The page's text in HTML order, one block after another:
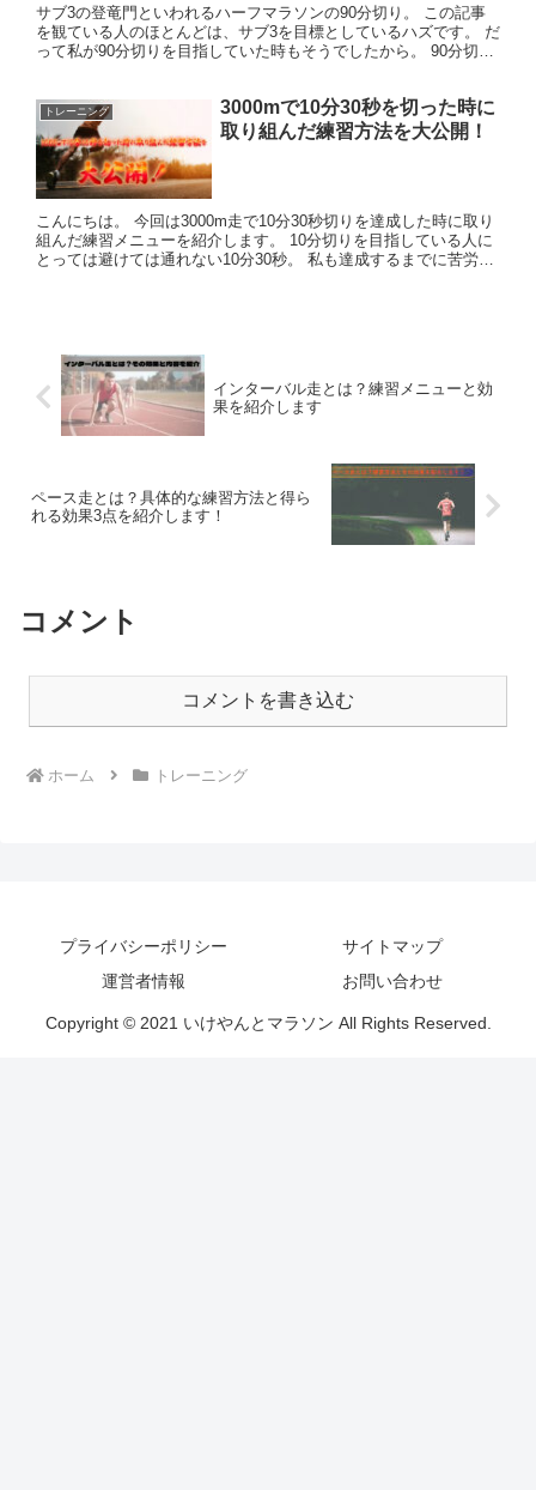
サブ3の登竜門といわれるハーフマラソンの90分切り。 この記事
を観ている人のほとんどは、サブ3を目標としているハズです。 だ
って私が90分切りを目指していた時もそうでしたから。 90分切り
トレーニング
3000mで10分30秒を切った時に
取り組んだ練習方法を大公開！
こんにちは。 今回は3000m走で10分30秒切りを達成した時に取り
組んだ練習メニューを紹介します。 10分切りを目指している人に
とっては避けては通れない10分30秒。 私も達成するまでに苦労し
インターバル走とは？練習メニューと効
果を紹介します
ペース走とは？具体的な練習方法と得ら
れる効果3点を紹介します！
コメント
コメントを書き込む
ホーム トレーニング
プライバシーポリシー
サイトマップ
運営者情報
お問い合わせ
Copyright © 2021 いけやんとマラソン All Rights Reserved.